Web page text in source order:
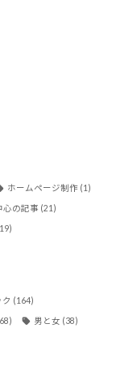
ホームページ制作 (1)
心の記事 (21)
(164)
男と女 (38)